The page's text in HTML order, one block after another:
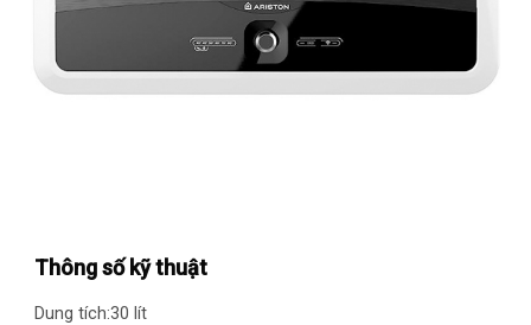
Thông số kỹ thuật
Dung tích:30 lít